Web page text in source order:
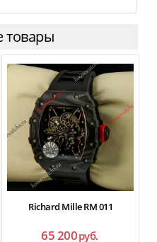
товары
Richard Mille RM 011
65 200руб.